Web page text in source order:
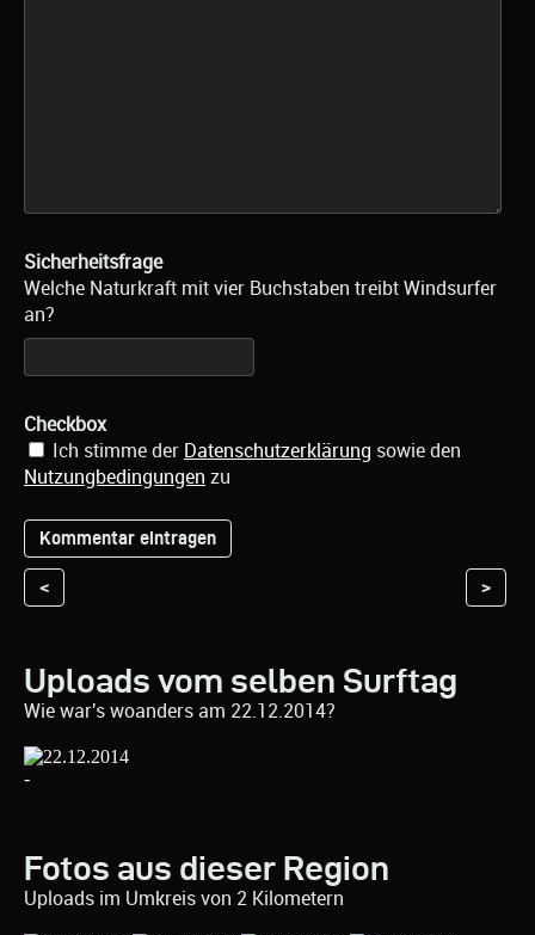
Sicherheitsfrage
Welche Naturkraft mit vier Buchstaben treibt Windsurfer
an?
Checkbox
Ich stimme der Datenschutzerklärung sowie den
Nutzungbedingungen zu
< >
Uploads vom selben Surftag
Wie war's woanders am 22.12.2014?
Fotos aus dieser Region
Uploads im Umkreis von 2 Kilometern